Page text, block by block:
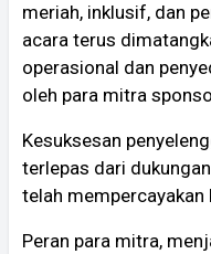
meriah, inklusif, dan
acara terus
operasional dan
oleh para mitra
Kesuksesan
terlepas dari
telah mempercayakan
Peran para mitra,